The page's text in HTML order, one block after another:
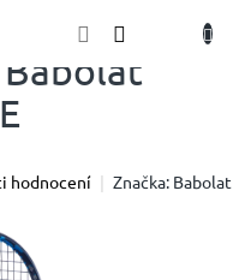
Babolat
hodnocení Značka: Babolat